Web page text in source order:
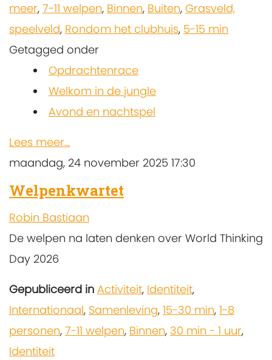
meer, 7-11 welpen, Binnen, Buiten, Grasveld,
speelveld, Rondom het clubhuis, 5-15 min
Getagged onder
Opdrachtenrace
Welkom in de jungle
Avond en nachtspel
Lees meer...
maandag, 24 november 2025 17:30
Welpenkwartet
Robin Bastiaan
De welpen na laten denken over World Thinking
Day 2026
Gepubliceerd in Activiteit, Identiteit,
Internationaal, Samenleving, 15-30 min, 1-8
personen, 7-11 welpen, Binnen, 30 min - 1 uur,
Identiteit